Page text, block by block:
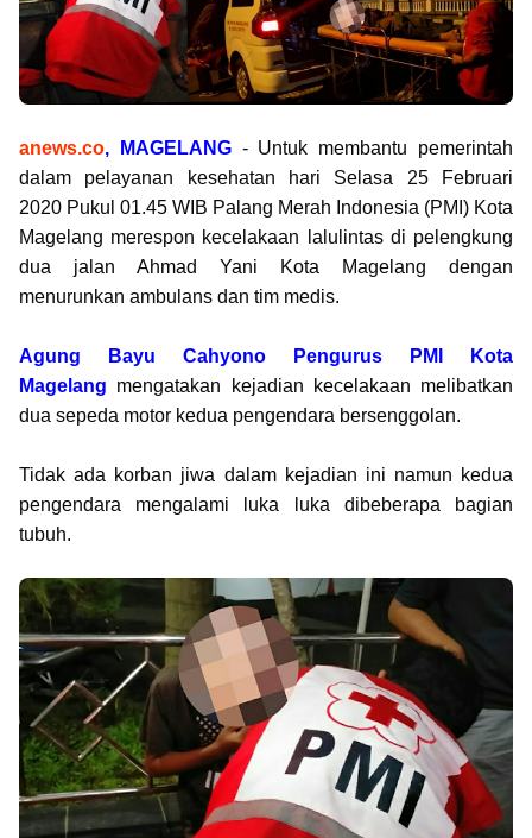
anews.co, MAGELANG- Untuk membantu pemerintah
dalam pelayanan kesehatan hari Selasa 25 Februari
2020 Pukul 01.45 WIB Palang Merah Indonesia (PMI) Kota
Magelang merespon kecelakaan lalulintas di pelengkung
dua jalan Ahmad Yani Kota Magelang dengan
menurunkan ambulans dan tim medis.
Agung Bayu Cahyono Pengurus PMI Kota
Magelang mengatakan kejadian kecelakaan melibatkan
dua sepeda motor kedua pengendara bersenggolan.
Tidak ada korban jiwa dalam kejadian ini namun kedua
pengendara mengalami luka luka dibeberapa bagian
tubuh.